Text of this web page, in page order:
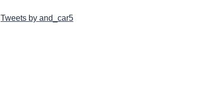
Tweets by and_car5